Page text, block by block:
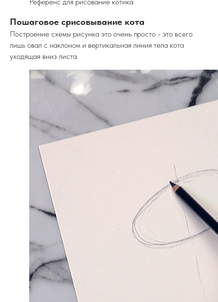
Пошаговое срисовывание кота
Построение схемы рисунка это очень просто - это всего
лишь овал с наклоном и вертикальная линия тела кота
уходящая вниз листа.